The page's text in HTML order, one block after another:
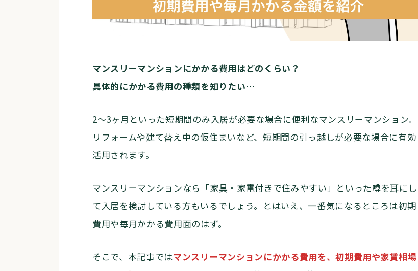
マンスリーマンションにかかる費用はどのくらい？
具体的にかかる費用の種類を知りたい…
2〜3ヶ月といった短期間のみ入居が必要な場合に便利なマンスリーマンション。
リフォームや建て替え中の仮住まいなど、短期間の引っ越しが必要な場合に有効
活用されます。
マンスリーマンションなら「家具・家電付きで住みやすい」といった噂を耳にし
て入居を検討している方もいるでしょう。とはいえ、一番気になるところは初期
費用や毎月かかる費用面のはず。
そこで、本記事ではマンスリーマンションにかかる費用を、初期費用や家賃相場